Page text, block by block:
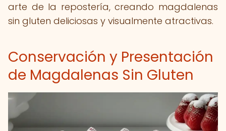
arte de la repostería, creando magdalenas
sin gluten deliciosas y visualmente atractivas.
Conservación y Presentación
de Magdalenas Sin Gluten